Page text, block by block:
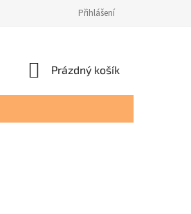
Přihlášení
NÁKUPNÍ
Prázdný košík